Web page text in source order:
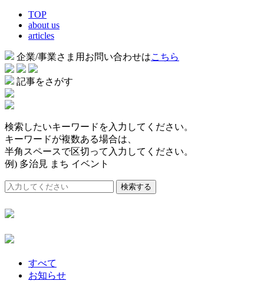
TOP
about us
articles
企業/事業さま用お問い合わせはこちら
記事をさがす
検索したいキーワードを入力してください。
キーワードが複数ある場合は、
半角スペースで区切って入力してください。
例) 多治見 まち イベント
検索する
すべて
お知らせ